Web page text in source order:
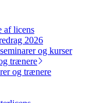
af licens
2026
og kurser
trænere
og trænere